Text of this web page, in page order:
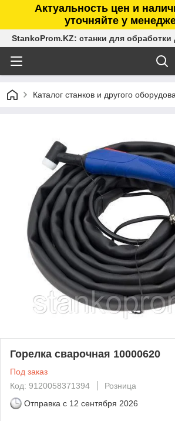
Актуальность цен и
уточняйте у
StankoProm.KZ: станки для
Каталог станков и другого
Горелка сварочная 10000620
Под заказ
Код: 9120058371394
Розница
Отправка с 12 сентября 2026